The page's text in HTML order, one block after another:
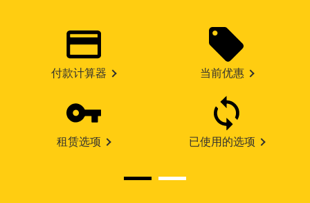
付款计算器 当前优惠
租赁选项 已使用的选项